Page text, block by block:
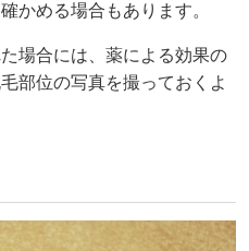
かめる場合もあります。
場合には、薬による効果の
部位の写真を撮っておくよ